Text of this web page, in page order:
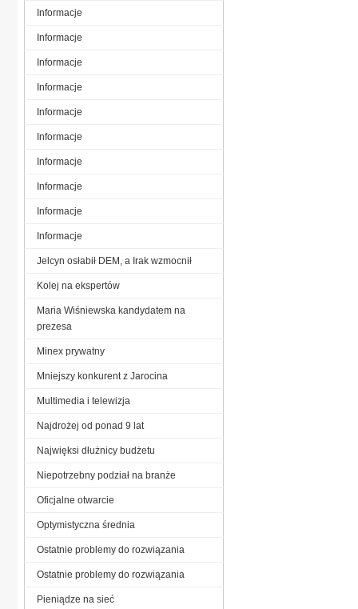
Informacje
Informacje
Informacje
Informacje
Informacje
Informacje
Informacje
Informacje
Informacje
Informacje
Jelcyn osłabił DEM, a Irak wzmocnił
Kolej na ekspertów
Maria Wiśniewska kandydatem na
prezesa
Minex prywatny
Mniejszy konkurent z Jarocina
Multimedia i telewizja
Najdrożej od ponad 9 lat
Najwięksi dłużnicy budżetu
Niepotrzebny podział na branże
Oficjalne otwarcie
Optymistyczna średnia
Ostatnie problemy do rozwiązania
Ostatnie problemy do rozwiązania
Pieniądze na sieć